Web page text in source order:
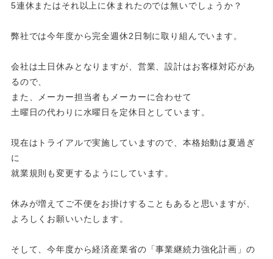
5連休またはそれ以上に休まれたのでは無いでしょうか？
弊社では今年度から完全週休2日制に取り組んでいます。
会社は土日休みとなりますが、営業、設計はお客様対応があ
るので、
また、メーカー担当者もメーカーに合わせて
土曜日の代わりに水曜日を定休日としています。
現在はトライアルで実施していますので、本格始動は夏過ぎ
に
就業規則も変更するようにしています。
休みが増えてご不便をお掛けすることもあると思いますが、
よろしくお願いいたします。
そして、今年度から経済産業省の「事業継続力強化計画」の